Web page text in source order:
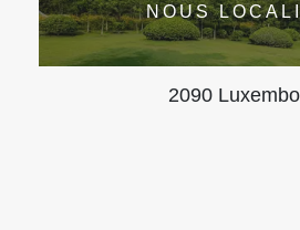
NOUS
2090